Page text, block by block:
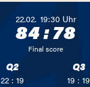
22.02. 19:30 Uhr
84:78
Final score
Q2
22 : 19
Q3
19 : 19